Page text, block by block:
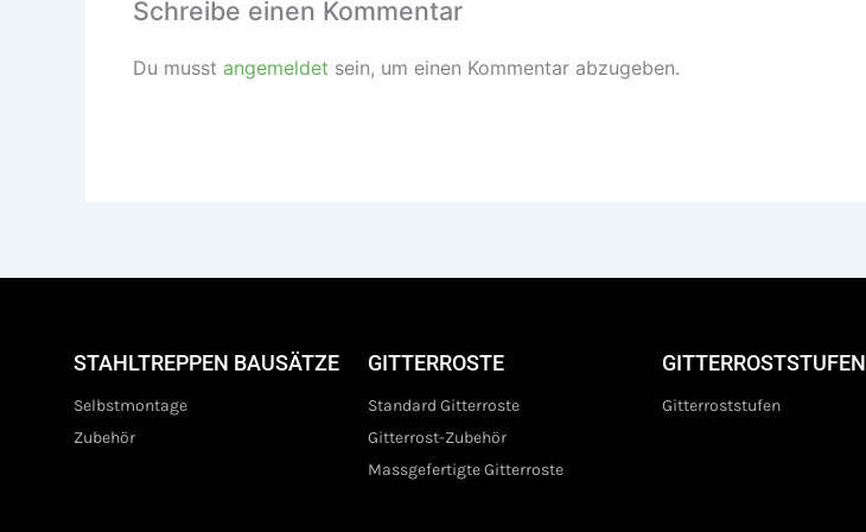
Schreibe einen Kommentar
Du musst angemeldet sein, um einen Kommentar abzugeben.
STAHLTREPPEN BAUSÄTZE
Selbstmontage
Zubehör
GITTERROSTE
Standard Gitterroste
Gitterrost-Zubehör
Massgefertigte Gitterroste
GITTERROSTSTUFEN
Gitterroststufen